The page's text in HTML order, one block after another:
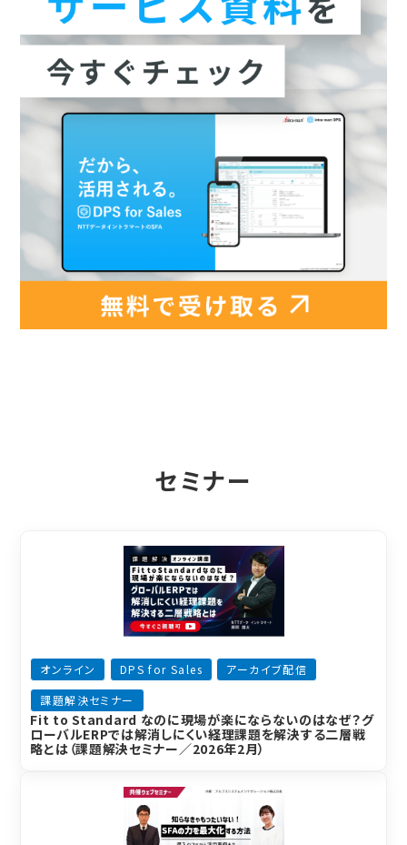
セミナー
オンライン DPS for Sales
アーカイブ配信
課題解決セミナー
Fit to Standard なのに現場が楽にならないのはなぜ？グ
ローバルERPでは解消しにくい経理課題を解決する二層戦
略とは（課題解決セミナー／2026年2月）